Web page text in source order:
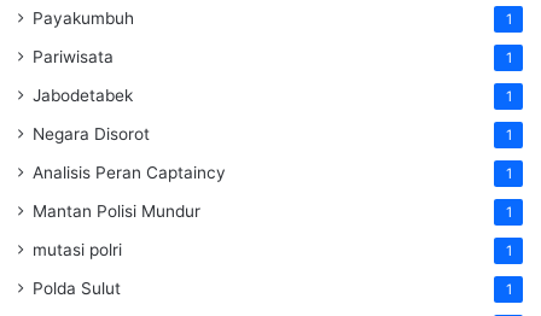
Payakumbuh 1
Pariwisata 1
Jabodetabek 1
Negara Disorot 1
Analisis Peran Captaincy 1
Mantan Polisi Mundur 1
mutasi polri 1
Polda Sulut 1